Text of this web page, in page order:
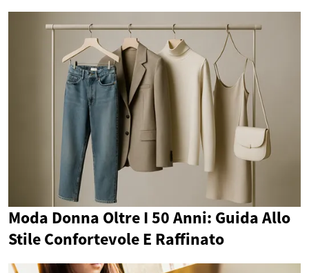
Moda Donna Oltre I 50 Anni: Guida Allo
Stile Confortevole E Raffinato